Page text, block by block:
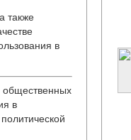
также
в
общественных
в